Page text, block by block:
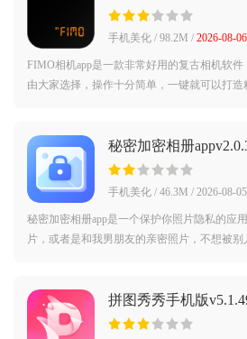
手机美化 / 98.2M / 2026-08-06
FIMO相机app是一款非常好用的复古相机软
由大家选择，操作十分简单，一键就可以打
秘密加密相册
手机美化 / 46.3M / 2026-08-05
秘密加密相册app是一个保护你照片隐私的应
片，或者是和我男朋友的亲密照片，不想被
拼图秀秀手机版